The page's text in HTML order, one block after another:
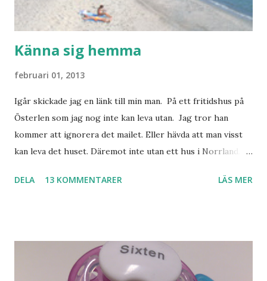
Känna sig hemma
februari 01, 2013
Igår skickade jag en länk till min man. På ett fritidshus på
Österlen som jag nog inte kan leva utan. Jag tror han
kommer att ignorera det mailet. Eller hävda att man visst
kan leva det huset. Däremot inte utan ett hus i Norrland.
används. Min man samlar på hus. Bara inte såna hus som
lånade från www.ystad.se
DELA 13 KOMMENTARER LÄS MER